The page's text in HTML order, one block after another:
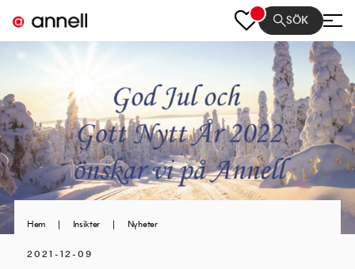
SÖK
Hem | Insikter | Nyheter
2021-12-09